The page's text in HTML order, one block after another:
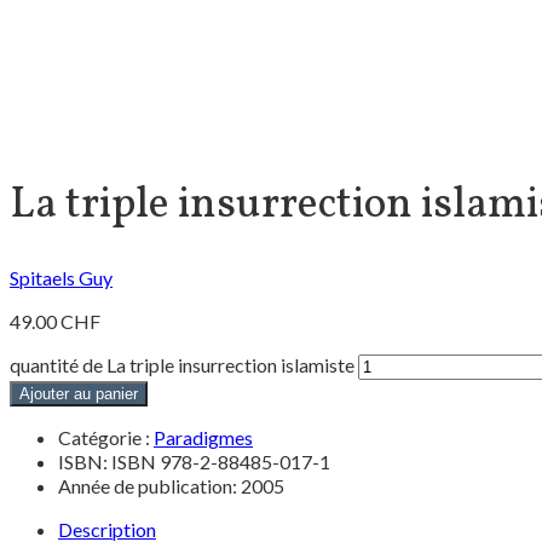
La triple insurrection
Spitaels Guy
49.00CHF
quantité de La triple insurrection islamiste
Ajouter au panier
Catégorie : Paradigmes
ISBN: ISBN 978-2-88485-017-1
Année de publication: 2005
Description